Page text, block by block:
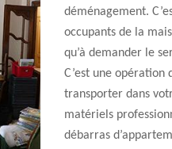
déménagement.
occupants de la
qu’à demander le
C’est une
transporter dans
matériels
débarras